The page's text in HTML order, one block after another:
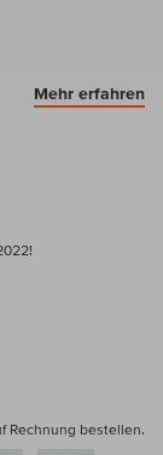
Mehr erfahren
Rechnung bestellen.